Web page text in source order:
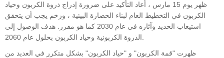
ظهر يوم 15 مارس ، أعاد التأكيد على ضرورة إدراج ذروة الكربون وحياد
الكربون في التخطيط العام لبناء الحضارة البيئية ، وزخم يجب أن يتحقق
استيعاب الحديد وآثاره في عام 2030 كما هو مقرر. هدف الوصول إلى
الذروة الكربونية وحياد الكربون بحلول عام 2060.
ظهرت "قمة الكربون" و "حياد الكربون" بشكل متكرر في العديد من